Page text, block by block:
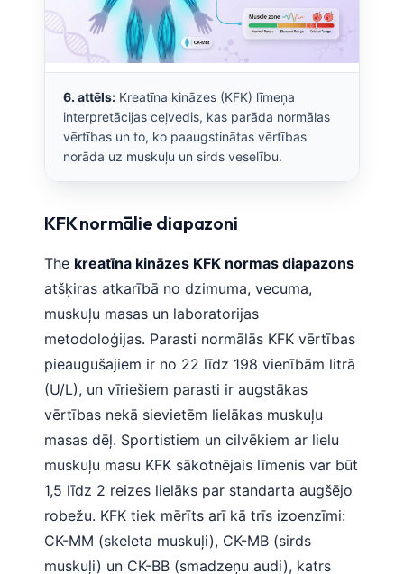
6. attēls: Kreatīna kināzes (KFK) līmeņa
interpretācijas ceļvedis, kas parāda normālas
vērtības un to, ko paaugstinātas vērtības
norāda uz muskuļu un sirds veselību.
KFK normālie diapazoni
The kreatīna kināzes KFK normas diapazons
atšķiras atkarībā no dzimuma, vecuma,
muskuļu masas un laboratorijas
metodoloģijas. Parasti normālās KFK vērtības
pieaugušajiem ir no 22 līdz 198 vienībām litrā
(U/L), un vīriešiem parasti ir augstākas
vērtības nekā sievietēm lielākas muskuļu
masas dēļ. Sportistiem un cilvēkiem ar lielu
muskuļu masu KFK sākotnējais līmenis var būt
1,5 līdz 2 reizes lielāks par standarta augšējo
robežu. KFK tiek mērīts arī kā trīs izoenzīmi:
CK-MM (skeleta muskuļi), CK-MB (sirds
muskuļi) un CK-BB (smadzeņu audi), katrs
অসমীয়া
Galego
Македонски јазик
Gàidhlig
Occitan
العربية المغربية
Afrikaans
Монгол
Cebuano
Кыргызча
Татар теле
Беларуская мова
Esperanto
Frysk
Ślōnskŏ gŏdka